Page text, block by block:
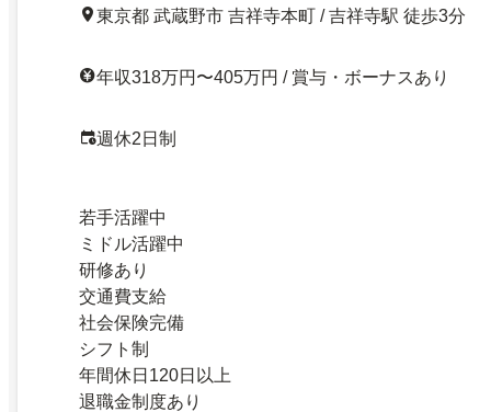
東京都 武蔵野市 吉祥寺本町 / 吉祥寺駅 徒歩3分
年収318万円〜405万円 / 賞与・ボーナスあり
週休2日制
若手活躍中
ミドル活躍中
研修あり
交通費支給
社会保険完備
シフト制
年間休日120日以上
退職金制度あり